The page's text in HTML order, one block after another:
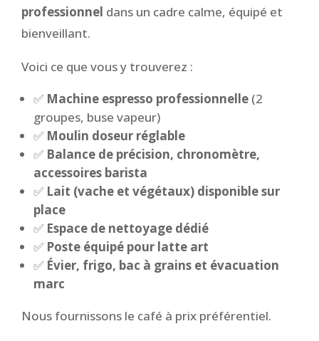
professionnel dans un cadre calme, équipé et
bienveillant.
Voici ce que vous y trouverez :
✅ Machine espresso professionnelle (2
groupes, buse vapeur)
✅ Moulin doseur réglable
✅ Balance de précision, chronomètre,
accessoires barista
✅ Lait (vache et végétaux) disponible sur
place
✅ Espace de nettoyage dédié
✅ Poste équipé pour latte art
✅ Évier, frigo, bac à grains et évacuation
marc
Nous fournissons le café à prix préférentiel.